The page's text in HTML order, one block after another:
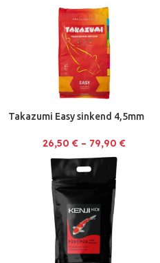
Takazumi Easy sinkend 4,5mm
26,50 € – 79,90 €